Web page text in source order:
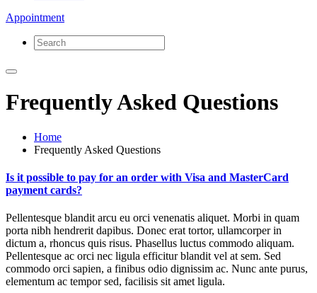
Appointment
Frequently Asked Questions
Home
Frequently Asked Questions
Is it possible to pay for an order with Visa and MasterCard
payment cards?
Pellentesque blandit arcu eu orci venenatis aliquet. Morbi in quam
porta nibh hendrerit dapibus. Donec erat tortor, ullamcorper in
dictum a, rhoncus quis risus. Phasellus luctus commodo aliquam.
Pellentesque ac orci nec ligula efficitur blandit vel at sem. Sed
commodo orci sapien, a finibus odio dignissim ac. Nunc ante purus,
elementum ac tempor sed, facilisis sit amet ligula.